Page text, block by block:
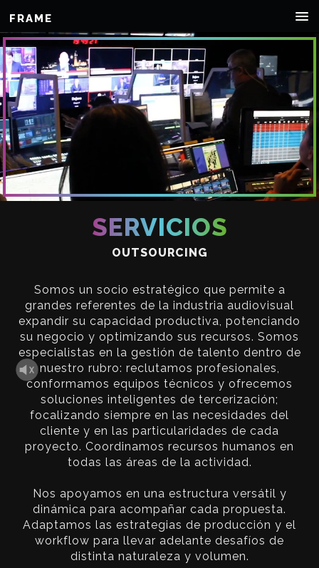
FRAME
SERVICIOS
OUTSOURCING
Somos un socio estratégico que permite a
grandes referentes de la industria audiovisual
expandir su capacidad productiva, potenciando
su negocio y optimizando sus recursos. Somos
especialistas en la gestión de talento dentro de
nuestro rubro: reclutamos profesionales,
conformamos equipos técnicos y ofrecemos
soluciones inteligentes de tercerización;
focalizando siempre en las necesidades del
cliente y en las particularidades de cada
proyecto. Coordinamos recursos humanos en
todas las áreas de la actividad.
Nos apoyamos en una estructura versátil y
dinámica para acompañar cada propuesta.
Adaptamos las estrategias de producción y el
workflow para llevar adelante desafíos de
distinta naturaleza y volumen.